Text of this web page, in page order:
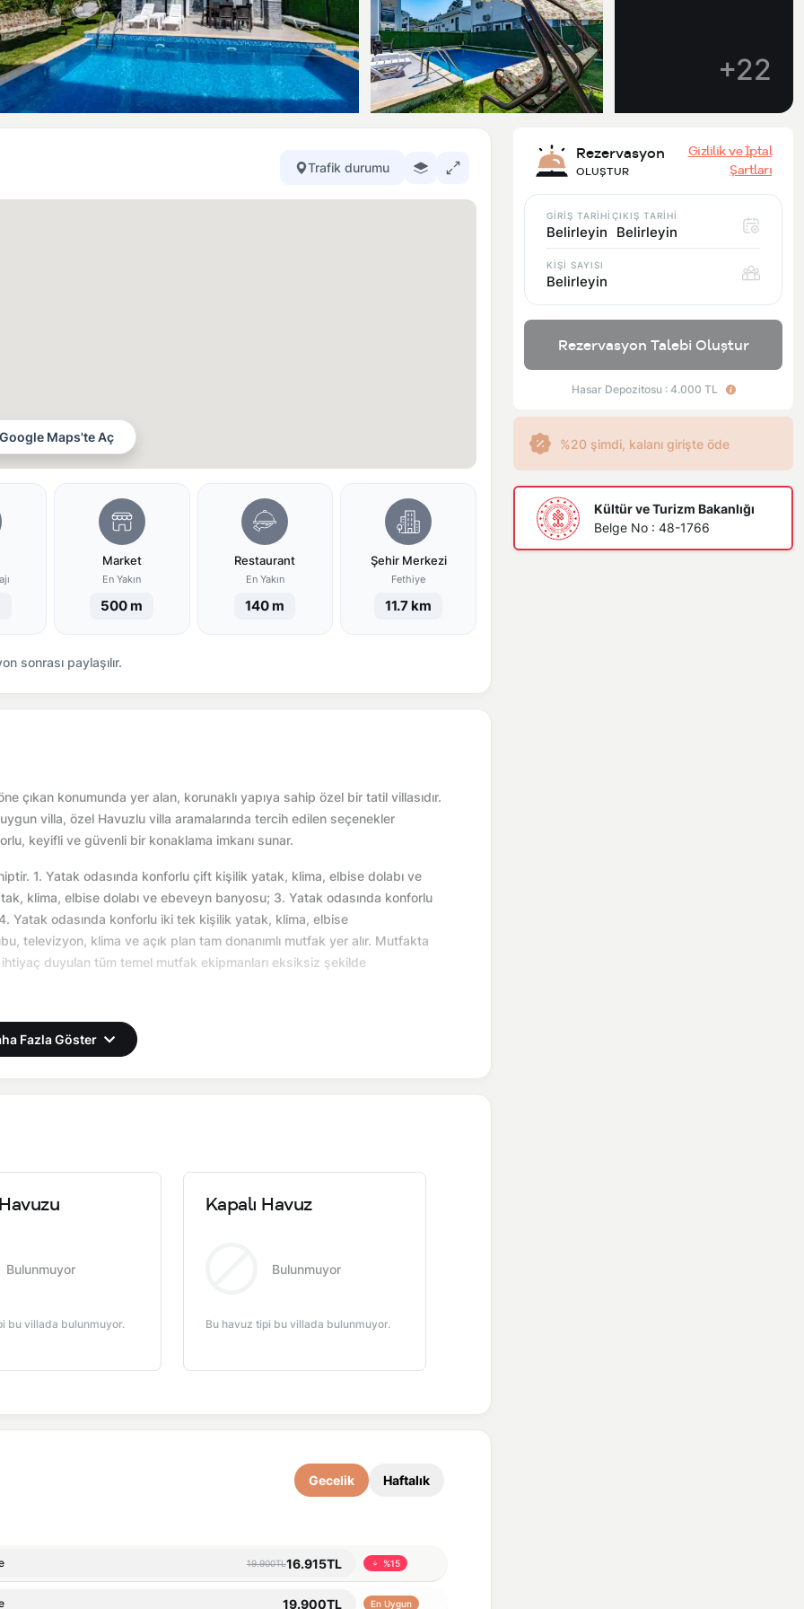
+22
Trafik durumu
Google Maps'te Aç
Market
En Yakın
500 m
Restaurant
En Yakın
140 m
Şehir Merkezi
Fethiye
11.7 km
sonrası paylaşılır.
çıkan konumunda yer alan, korunaklı yapıya sahip özel bir tatil villasıdır.
villa, özel Havuzlu villa aramalarında tercih edilen seçenekler
keyifli ve güvenli bir konaklama imkanı sunar.
1. Yatak odasında konforlu çift kişilik yatak, klima, elbise dolabı ve
klima, elbise dolabı ve ebeveyn banyosu; 3. Yatak odasında konforlu
Yatak odasında konforlu iki tek kişilik yatak, klima, elbise
televizyon, klima ve açık plan tam donanımlı mutfak yer alır. Mutfakta
ihtiyaç duyulan tüm temel mutfak ekipmanları eksiksiz şekilde
yaşarsınız.
olarak altyapı çalışmaları yapılabilmektedir. Bu çalışma nedeniyle
Fazla Göster
Bulunmuyor
bu villada bulunmuyor.
Kapalı Havuz
Bulunmuyor
Bu havuz tipi bu villada bulunmuyor.
Gecelik Haftalık
19.900TL16.915TL %15
19.900TL En Uygun
Rezervasyon
OLUŞTUR
Gizlilik ve İptal
Şartları
GİRİŞ TARİHİ
Belirleyin
ÇIKIŞ TARİHİ
Belirleyin
KİŞİ SAYISI
Belirleyin
Rezervasyon Talebi Oluştur
Hasar Depozitosu : 4.000 TL
%20 şimdi, kalanı girişte öde
Kültür ve Turizm Bakanlığı
Belge No : 48-1766